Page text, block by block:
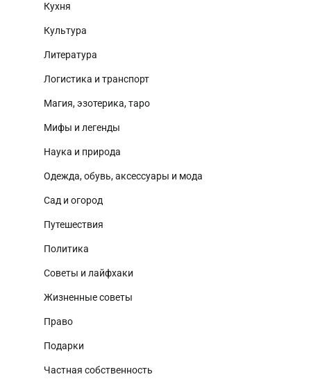
Кухня
Культура
Литература
Логистика и транспорт
Магия, эзотерика, таро
Мифы и легенды
Наука и природа
Одежда, обувь, аксессуары и мода
Сад и огород
Путешествия
Политика
Советы и лайфхаки
Жизненные советы
Право
Подарки
Частная собственность